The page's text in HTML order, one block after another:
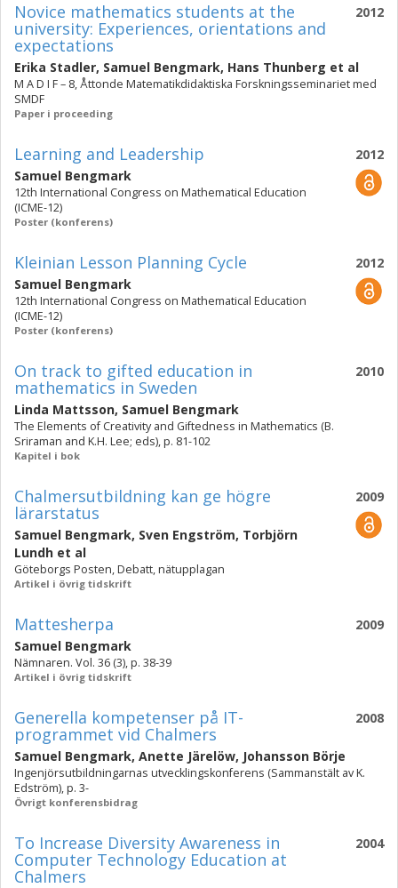
2012
Novice mathematics students at the
university: Experiences, orientations and
expectations
Erika Stadler, Samuel Bengmark, Hans Thunberg et al
M A D I F – 8, Åttonde Matematikdidaktiska Forskningsseminariet med
SMDF
Paper i proceeding
2012
Learning and Leadership
Samuel Bengmark
12th International Congress on Mathematical Education
(ICME-12)
Poster (konferens)
2012
Kleinian Lesson Planning Cycle
Samuel Bengmark
12th International Congress on Mathematical Education
(ICME-12)
Poster (konferens)
2010
On track to gifted education in
mathematics in Sweden
Linda Mattsson, Samuel Bengmark
The Elements of Creativity and Giftedness in Mathematics (B.
Sriraman and K.H. Lee; eds), p. 81-102
Kapitel i bok
2009
Chalmersutbildning kan ge högre
lärarstatus
Samuel Bengmark, Sven Engström, Torbjörn
Lundh et al
Göteborgs Posten, Debatt, nätupplagan
Artikel i övrig tidskrift
2009
Mattesherpa
Samuel Bengmark
Nämnaren. Vol. 36 (3), p. 38-39
Artikel i övrig tidskrift
2008
Generella kompetenser på IT-
programmet vid Chalmers
Samuel Bengmark, Anette Järelöw, Johansson Börje
Ingenjörsutbildningarnas utvecklingskonferens (Sammanstält av K.
Edström), p. 3-
Övrigt konferensbidrag
2004
To Increase Diversity Awareness in
Computer Technology Education at
Chalmers